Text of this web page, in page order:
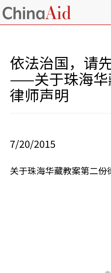
依法治国，请
——关于珠海华
律师声明
7/20/2015
关于珠海华藏教案第二份